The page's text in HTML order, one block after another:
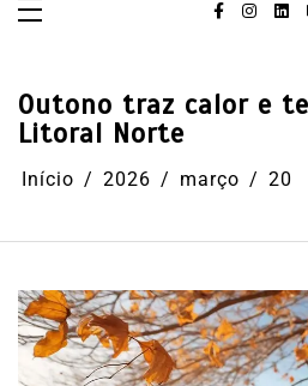
Outono traz calor e
Litoral Norte
Início 2026 março 20